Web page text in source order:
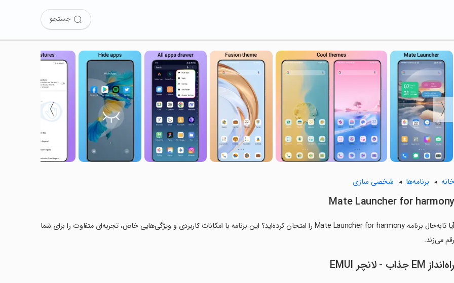
جستجو
〈
〉
خانه برنامه‌ها شخصی سازی
Mate Launcher for harmony
آیا تابه‌حال برنامه Mate Launcher for harmony را امتحان کرده‌اید؟ این برنامه با امکانات کاربردی و ویژگی‌هایی خاص، تجربه‌ای متفاوت را برای شما
رقم می‌زند.
راه‌انداز EM جذاب - لانچر EMUI